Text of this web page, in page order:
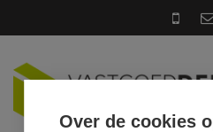
Over de cookies